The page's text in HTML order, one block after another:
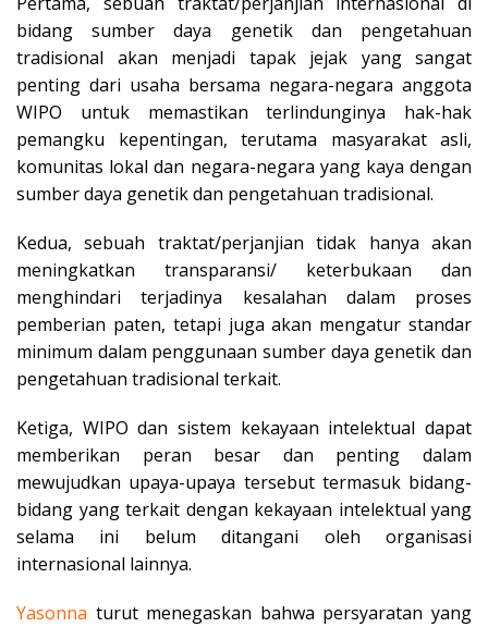
bidang sumber daya genetik dan pengetahuan
tradisional akan menjadi tapak jejak yang sangat
penting dari usaha bersama negara-negara anggota
WIPO untuk memastikan terlindunginya hak-hak
pemangku kepentingan, terutama masyarakat asli,
komunitas lokal dan negara-negara yang kaya dengan
sumber daya genetik dan pengetahuan tradisional.
Kedua, sebuah traktat/perjanjian tidak hanya akan
meningkatkan transparansi/ keterbukaan dan
menghindari terjadinya kesalahan dalam proses
pemberian paten, tetapi juga akan mengatur standar
minimum dalam penggunaan sumber daya genetik dan
pengetahuan tradisional terkait.
Ketiga, WIPO dan sistem kekayaan intelektual dapat
memberikan peran besar dan penting dalam
mewujudkan upaya-upaya tersebut termasuk bidang-
bidang yang terkait dengan kekayaan intelektual yang
selama ini belum ditangani oleh organisasi
internasional lainnya.
Yasonna turut menegaskan bahwa persyaratan yang